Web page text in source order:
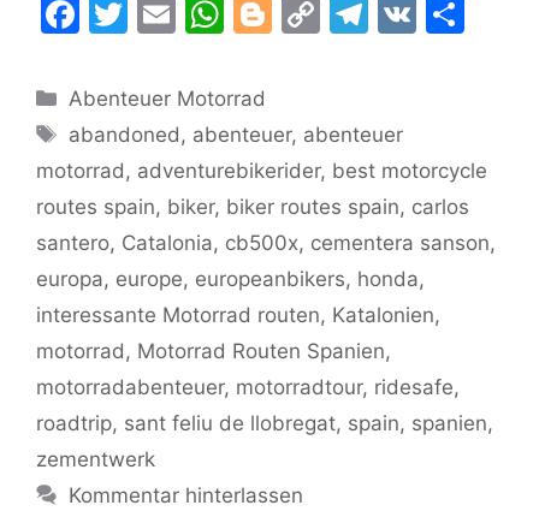
F
c
e
b
o
o
k
T
itt
er
E
ai
l
W
at
s
A
p
p
Bl
g
er
C
y
Li
n
k
T
gr
a
m
V
Kategorien
Abenteuer Motorrad
Schlagwörter
abandoned, abenteuer, abenteuer
motorrad, adventurebikerider, best motorcycle
routes spain, biker, biker routes spain, carlos
santero, Catalonia, cb500x, cementera sanson,
europa, europe, europeanbikers, honda,
interessante Motorrad routen, Katalonien,
motorrad, Motorrad Routen Spanien,
motorradabenteuer, motorradtour, ridesafe,
roadtrip, sant feliu de llobregat, spain, spanien,
zementwerk
Kommentar hinterlassen